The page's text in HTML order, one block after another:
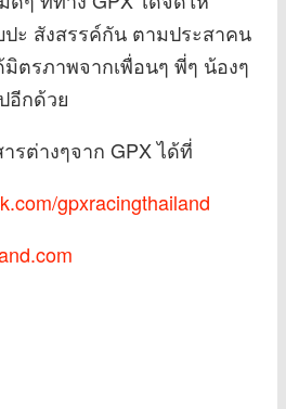
ะ สังสรรค์กัน ตามประสาคน
ตรภาพจากเพื่อนๆ พี่ๆ น้องๆ
อีกด้วย
รต่างๆจาก GPX ได้ที่
gpxracingthailand